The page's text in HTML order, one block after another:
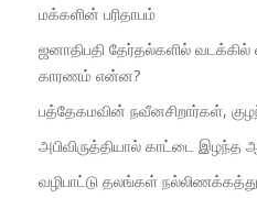
மக்களின் பரிதாபம்
ஜனாதிபதி தேர்தல்களில்
காரணம் என்ன?
பத்தேகமவின் நவீனசிறார்கள்,
அபிவிருத்தியால் காட்டை இழந்த
வழிபாட்டு தலங்கள்